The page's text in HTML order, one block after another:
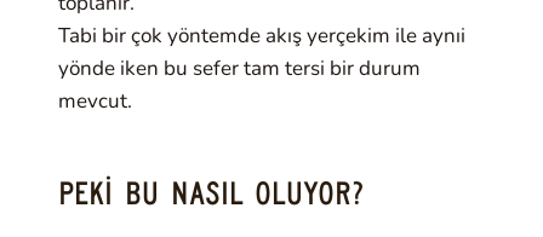
Tabi bir çok yöntemde akış yerçekim ile aynıi
yönde iken bu sefer tam tersi bir durum
mevcut.
PEKI BU NASIL OLUYOR?